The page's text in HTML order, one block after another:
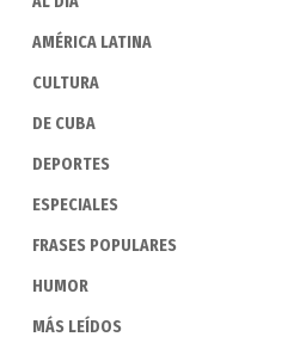
AMÉRICA LATINA
CULTURA
DE CUBA
DEPORTES
ESPECIALES
FRASES POPULARES
HUMOR
MÁS LEÍDOS